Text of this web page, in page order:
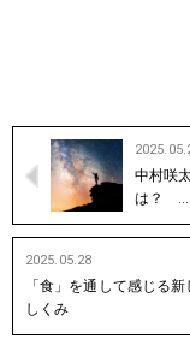
中村咲
は？ …
2025.05.28
「食」を通して感じる
しくみ